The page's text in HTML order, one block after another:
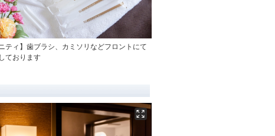
ニティ】歯ブラシ、カミソリなどフロントにて
ております